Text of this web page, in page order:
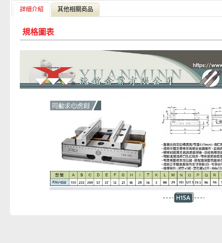
詳細介紹 其他相關商品
規格圖表